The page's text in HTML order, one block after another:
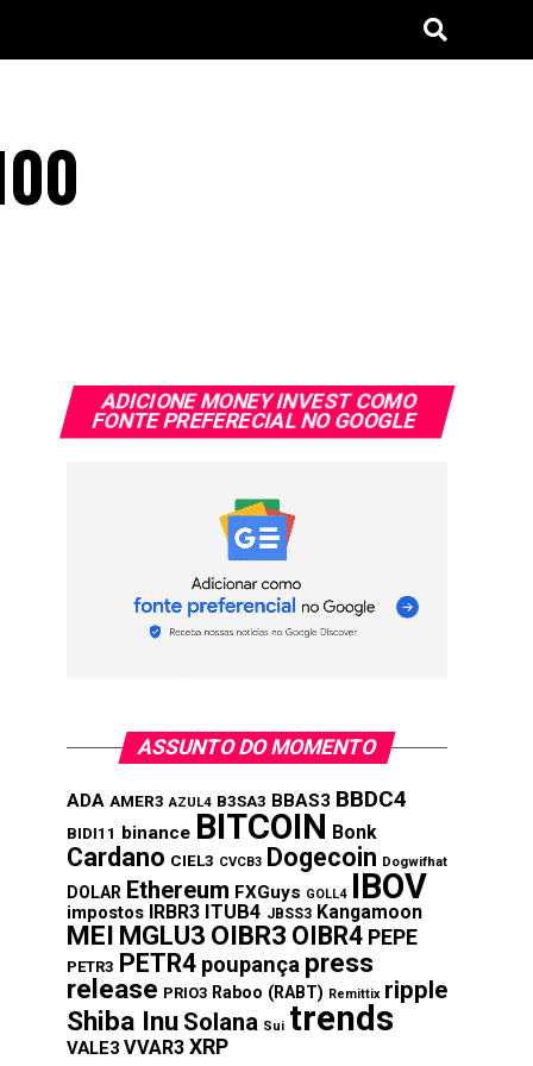
ADICIONE MONEY INVEST COMO
FONTE PREFERECIAL NO GOOGLE
ASSUNTO DO MOMENTO
ADA AMER3 AZUL4 B3SA3 BBAS3 BBDC4
BIDI11 binance BITCOIN Bonk
Cardano CIEL3 CVCB3 Dogecoin Dogwifhat
DOLAR Ethereum FXGuys GOLL4 IBOV
impostos IRBR3 ITUB4 JBSS3 Kangamoon
MEI MGLU3 OIBR3 OIBR4 PEPE
PETR3 PETR4 poupança press
release PRIO3 Raboo (RABT) Remittix ripple
Shiba Inu Solana Sui trends
VALE3 VVAR3 XRP